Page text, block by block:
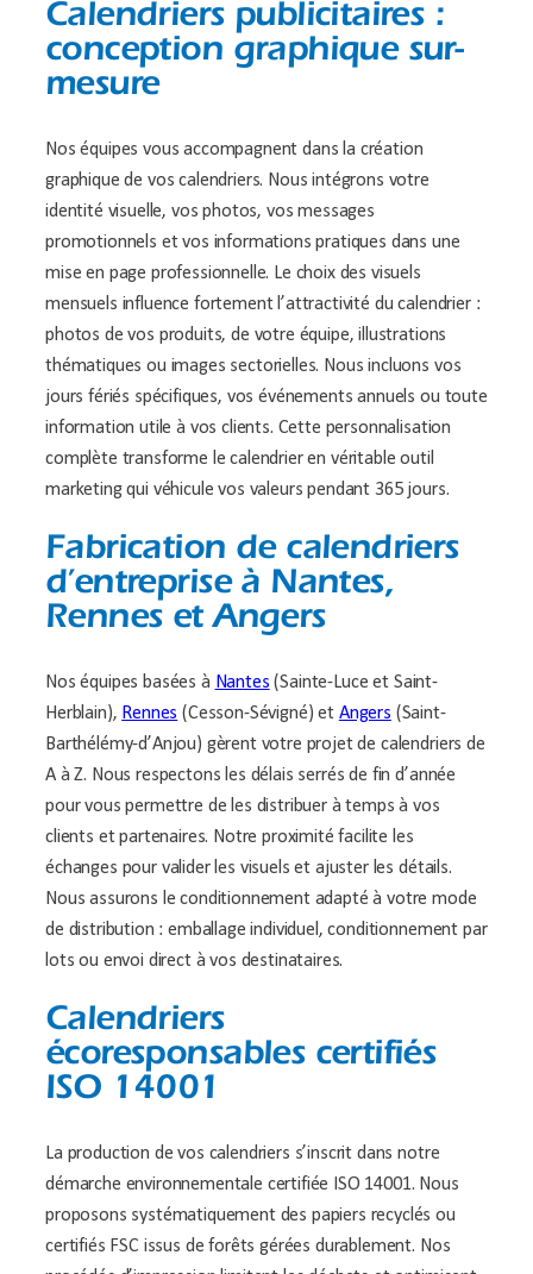
Calendriers publicitaires :
conception graphique sur-
mesure
Nos équipes vous accompagnent dans la création
graphique de vos calendriers. Nous intégrons votre
identité visuelle, vos photos, vos messages
promotionnels et vos informations pratiques dans une
mise en page professionnelle. Le choix des visuels
mensuels influence fortement l’attractivité du calendrier :
photos de vos produits, de votre équipe, illustrations
thématiques ou images sectorielles. Nous incluons vos
jours fériés spécifiques, vos événements annuels ou toute
information utile à vos clients. Cette personnalisation
complète transforme le calendrier en véritable outil
marketing qui véhicule vos valeurs pendant 365 jours.
Fabrication de calendriers
d’entreprise à Nantes,
Rennes et Angers
Nos équipes basées à Nantes (Sainte-Luce et Saint-
Herblain), Rennes (Cesson-Sévigné) et Angers (Saint-
Barthélémy-d’Anjou) gèrent votre projet de calendriers de
A à Z. Nous respectons les délais serrés de fin d’année
pour vous permettre de les distribuer à temps à vos
clients et partenaires. Notre proximité facilite les
échanges pour valider les visuels et ajuster les détails.
Nous assurons le conditionnement adapté à votre mode
de distribution : emballage individuel, conditionnement par
lots ou envoi direct à vos destinataires.
Calendriers
écoresponsables certifiés
ISO 14001
La production de vos calendriers s’inscrit dans notre
démarche environnementale certifiée ISO 14001. Nous
proposons systématiquement des papiers recyclés ou
certifiés FSC issus de forêts gérées durablement. Nos